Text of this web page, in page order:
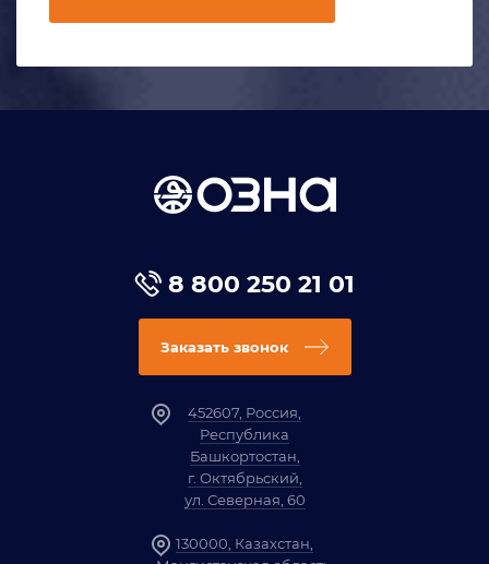
8 800 250 21 01
Заказать звонок
452607, Россия,
Республика
Башкортостан,
г. Октябрьский,
ул. Северная, 60
130000, Казахстан,